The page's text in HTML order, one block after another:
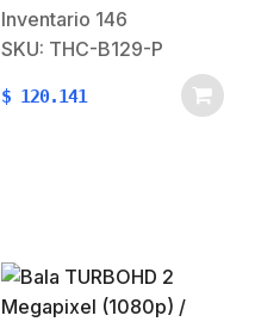
(F1.0, AGC ON, 0 Lux
con IR)Lente fijo: 2.8mm
102°)20 Metros de luz
selecciónable en…
Inventario 146
SKU: THC-B129-P
$ 120.141